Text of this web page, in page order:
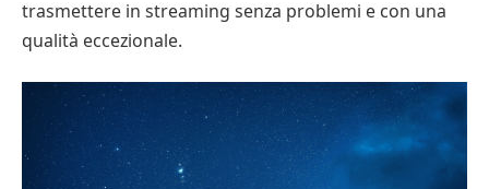
trasmettere in streaming senza problemi e con una
qualità eccezionale.